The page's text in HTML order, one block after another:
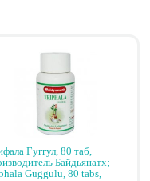
Гуггул, 80 таб,
Байдьянатх;
Guggulu, 80 tabs,